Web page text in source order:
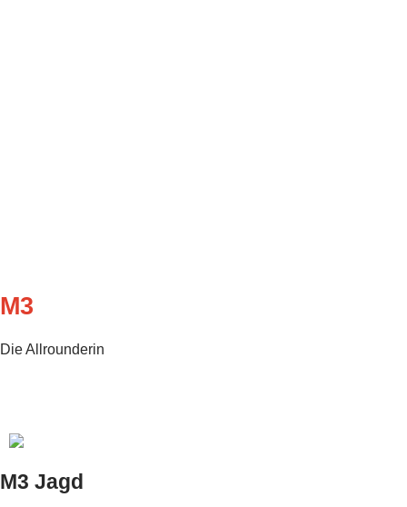
M3
Die Allrounderin
M3 Jagd